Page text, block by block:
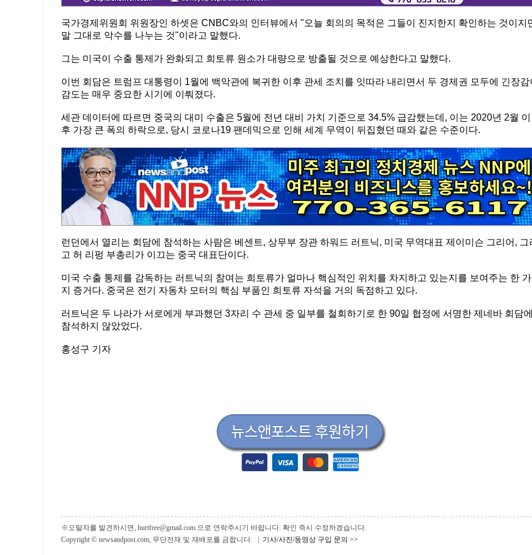
국가경제위원회 위원장인 하셋은 CNBC와의 인터뷰에서 "오늘 회의의 목적은 그들이 진지한지 확인하는 것이지
말 그대로 악수를 나누는 것"이라고 말했다.
그는 미국이 수출 통제가 완화되고 희토류 원소가 대량으로 방출될 것으로 예상한다고 말했다.
이번 회담은 트럼프 대통령이 1월에 백악관에 복귀한 이후 관세 조치를 잇따라 내리면서 두 경제권 모두에 긴장감
감도는 매우 중요한 시기에 이뤄졌다.
세관 데이터에 따르면 중국의 대미 수출은 5월에 전년 대비 가치 기준으로 34.5% 급감했는데, 이는 2020년 2월 이
후 가장 큰 폭의 하락으로, 당시 코로나19 팬데믹으로 인해 세계 무역이 뒤집혔던 때와 같은 수준이다.
런던에서 열리는 회담에 참석하는 사람은 베센트, 상무부 장관 하워드 러트닉, 미국 무역대표 제이미슨 그리어, 그
고 허 리펑 부총리가 이끄는 중국 대표단이다.
미국 수출 통제를 감독하는 러트닉의 참여는 희토류가 얼마나 핵심적인 위치를 차지하고 있는지를 보여주는 한 가
지 증거다. 중국은 전기 자동차 모터의 핵심 부품인 희토류 자석을 거의 독점하고 있다.
러트닉은 두 나라가 서로에게 부과했던 3자리 수 관세 중 일부를 철회하기로 한 90일 협정에 서명한 제네바 회담
참석하지 않았었다.
홍성구 기자
※오탈자를 발견하시면, hurtfree@gmail.com 으로 연락주시기 바랍니다. 확인 즉시 수정하겠습니다.
Copyright © newsandpost.com, 무단전재 및 재배포를 금합니다. | 기사/사진/동영상 구입 문의 >>